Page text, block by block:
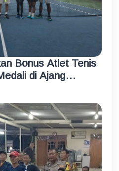
Bonus Atlet Tenis
di Ajang